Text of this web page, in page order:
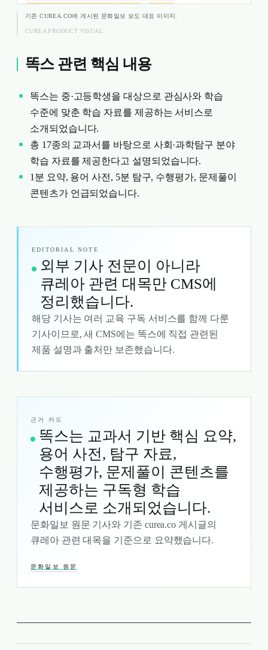
기존 CUREA.CO에 게시된 문화일보 보도 대표 이미지.
CUREA PRODUCT VISUAL
똑스 관련 핵심 내용
똑스는 중·고등학생을 대상으로 관심사와 학습
수준에 맞춘 학습 자료를 제공하는 서비스로
소개되었습니다.
총 17종의 교과서를 바탕으로 사회·과학탐구 분야
학습 자료를 제공한다고 설명되었습니다.
1분 요약, 용어 사전, 5분 탐구, 수행평가, 문제풀이
콘텐츠가 언급되었습니다.
EDITORIAL NOTE
외부 기사 전문이 아니라
큐레아 관련 대목만 CMS에
정리했습니다.
해당 기사는 여러 교육 구독 서비스를 함께 다룬
기사이므로, 새 CMS에는 똑스에 직접 관련된
제품 설명과 출처만 보존했습니다.
근거 카드
똑스는 교과서 기반 핵심 요약,
용어 사전, 탐구 자료,
수행평가, 문제풀이 콘텐츠를
제공하는 구독형 학습
서비스로 소개되었습니다.
문화일보 원문 기사와 기존 curea.co 게시글의
큐레아 관련 대목을 기준으로 요약했습니다.
문화일보 원문